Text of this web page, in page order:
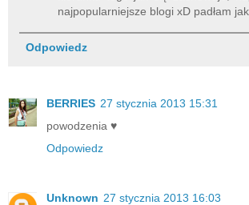
najpopularniejsze blogi xD padłam
Odpowiedz
BERRIES 27 stycznia 2013 15:31
powodzenia ♥
Odpowiedz
Unknown 27 stycznia 2013 16:03